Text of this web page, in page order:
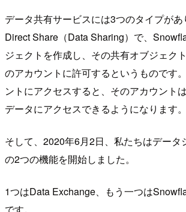
データ共有サービスには3つのタイプがあ
Direct Share（Data Sharing）で、
ジェクトを作成し、その共有オブジェク
のアカウントに許可するというものです
ントにアクセスすると、そのアカウント
データにアクセスできるようになります。
そして、2020年6月2日、私たちはデータ
の2つの機能を開始しました。
1つはData Exchange、もう一つは